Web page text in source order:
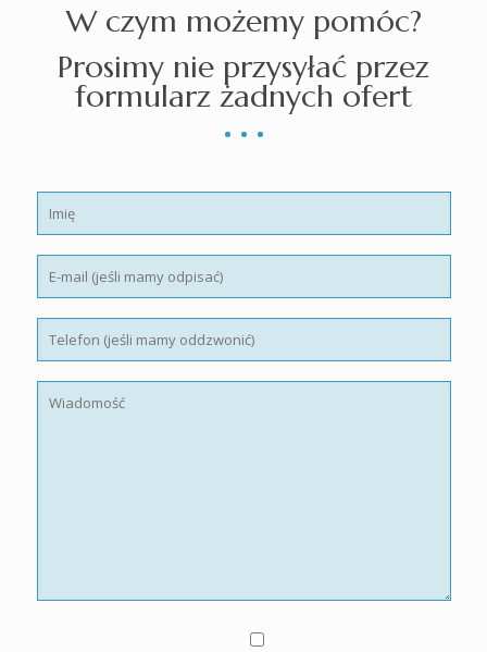
W czym możemy pomóc?
Prosimy nie przysyłać przez
formularz żadnych ofert